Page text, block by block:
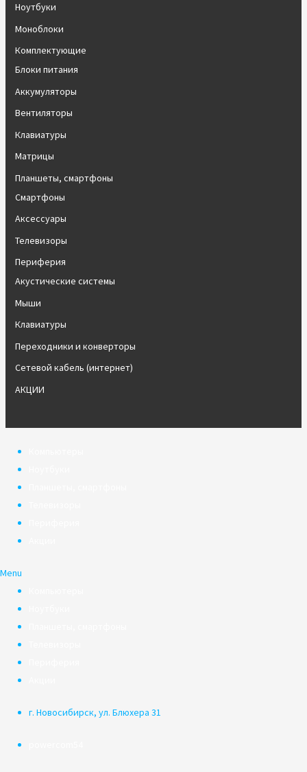
Ноутбуки
Моноблоки
Комплектующие
Блоки питания
Аккумуляторы
Вентиляторы
Клавиатуры
Матрицы
Планшеты, смартфоны
Смартфоны
Аксессуары
Телевизоры
Периферия
Акустические системы
Мыши
Клавиатуры
Переходники и конверторы
Сетевой кабель (интернет)
АКЦИИ
Menu
г. Новосибирск, ул. Блюхера 31